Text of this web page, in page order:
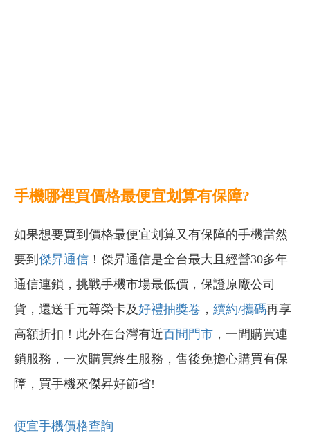
手機哪裡買價格最便宜划算有保障?
如果想要買到價格最便宜划算又有保障的手機當然
要到 傑昇通信 ！傑昇通信是全台最大且經營30多年
通信連鎖，挑戰手機市場最低價，保證原廠公司
貨，還送千元尊榮卡及好禮抽獎卷 ， 續約/攜碼再享
高額折扣！此外在台灣有近百間門市 ，一間購買連
鎖服務，一次購買終生服務，售後免擔心購買有保
障，買手機來傑昇好節省!
便宜手機價格查詢